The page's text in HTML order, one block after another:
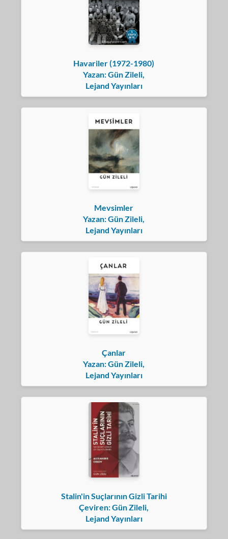
Havariler (1972-1980)
Yazan: Gün Zileli,
Lejand Yayınları
Mevsimler
Yazan: Gün Zileli,
Lejand Yayınları
Çanlar
Yazan: Gün Zileli,
Lejand Yayınları
Stalin'in Suçlarının Gizli Tarihi
Çeviren: Gün Zileli,
Lejand Yayınları